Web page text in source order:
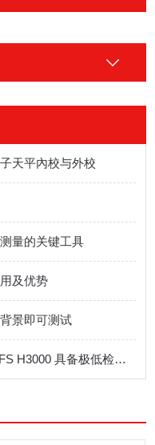
天平內校与外校
量的关键工具
及优势
景即可测试
低含量检测有 “强援”！SuperXAFS H3000 具备极低检测限